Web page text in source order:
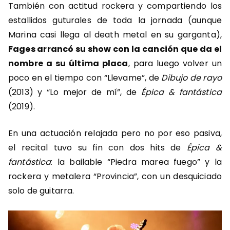
También con actitud rockera y compartiendo los
estallidos guturales de toda la jornada (aunque
Marina casi llega al death metal en su garganta),
Fages arrancó su show con la canción que da el
nombre a su última placa, para luego volver un
poco en el tiempo con “Llevame”, de Dibujo de rayo
(2013) y “Lo mejor de mí”, de Épica & fantástica
(2019).
En una actuación relajada pero no por eso pasiva,
el recital tuvo su fin con dos hits de Épica &
fantástica: la bailable “Piedra marea fuego” y la
rockera y metalera “Provincia”, con un desquiciado
solo de guitarra.